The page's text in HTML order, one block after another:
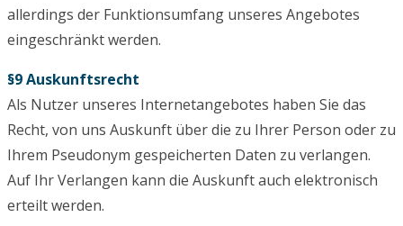
allerdings der Funktionsumfang unseres Angebotes
eingeschränkt werden.
§9 Auskunftsrecht
Als Nutzer unseres Internetangebotes haben Sie das
Recht, von uns Auskunft über die zu Ihrer Person oder zu
Ihrem Pseudonym gespeicherten Daten zu verlangen.
Auf Ihr Verlangen kann die Auskunft auch elektronisch
erteilt werden.